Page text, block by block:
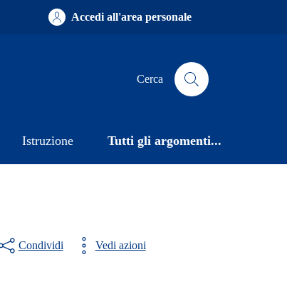
Accedi all'area personale
Cerca
Istruzione Tutti gli argomenti...
Condividi Vedi azioni